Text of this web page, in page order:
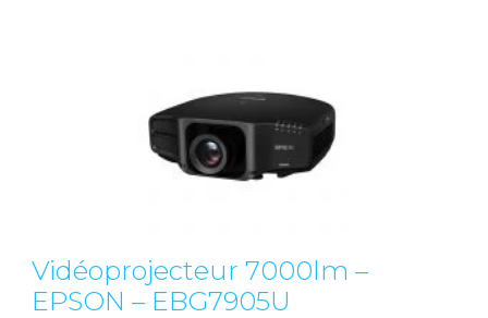
Vidéoprojecteur 7000lm –
EPSON – EBG7905U